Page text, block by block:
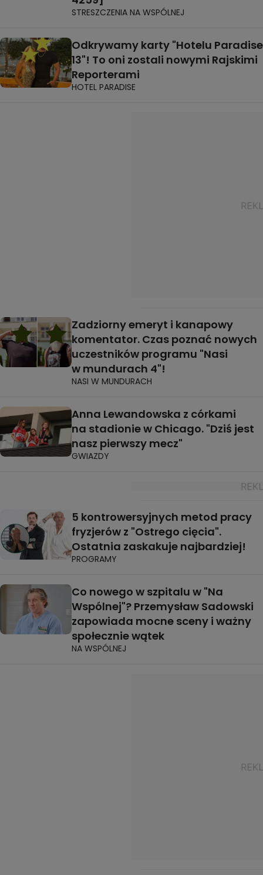
STRESZCZENIA NA WSPÓLNEJ
Odkrywamy karty "Hotelu Paradise
13"! To oni zostali nowymi Rajskimi
Reporterami
HOTEL PARADISE
Zadziorny emeryt i kanapowy
komentator. Czas poznać nowych
uczestników programu "Nasi
w mundurach 4"!
NASI W MUNDURACH
Anna Lewandowska z córkami
na stadionie w Chicago. "Dziś jest
nasz pierwszy mecz"
GWIAZDY
5 kontrowersyjnych metod pracy
fryzjerów z "Ostrego cięcia".
Ostatnia zaskakuje najbardziej!
PROGRAMY
Co nowego w szpitalu w "Na
Wspólnej"? Przemysław Sadowski
zapowiada mocne sceny i ważny
społecznie wątek
NA WSPÓLNEJ